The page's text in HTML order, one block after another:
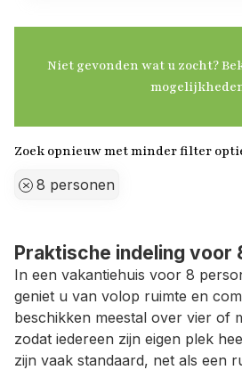
Niet gevonden wat u zocht?
Zoek opnieuw met minder filter
8 personen
Praktische indeling voor
In een vakantiehuis voor 8
geniet u van volop ruimte en
beschikken meestal over vier of
zodat iedereen zijn eigen plek
zijn vaak standaard, net als een